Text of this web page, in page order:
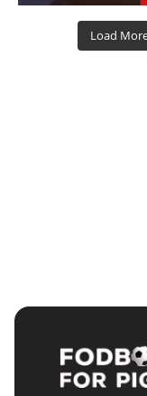
Load